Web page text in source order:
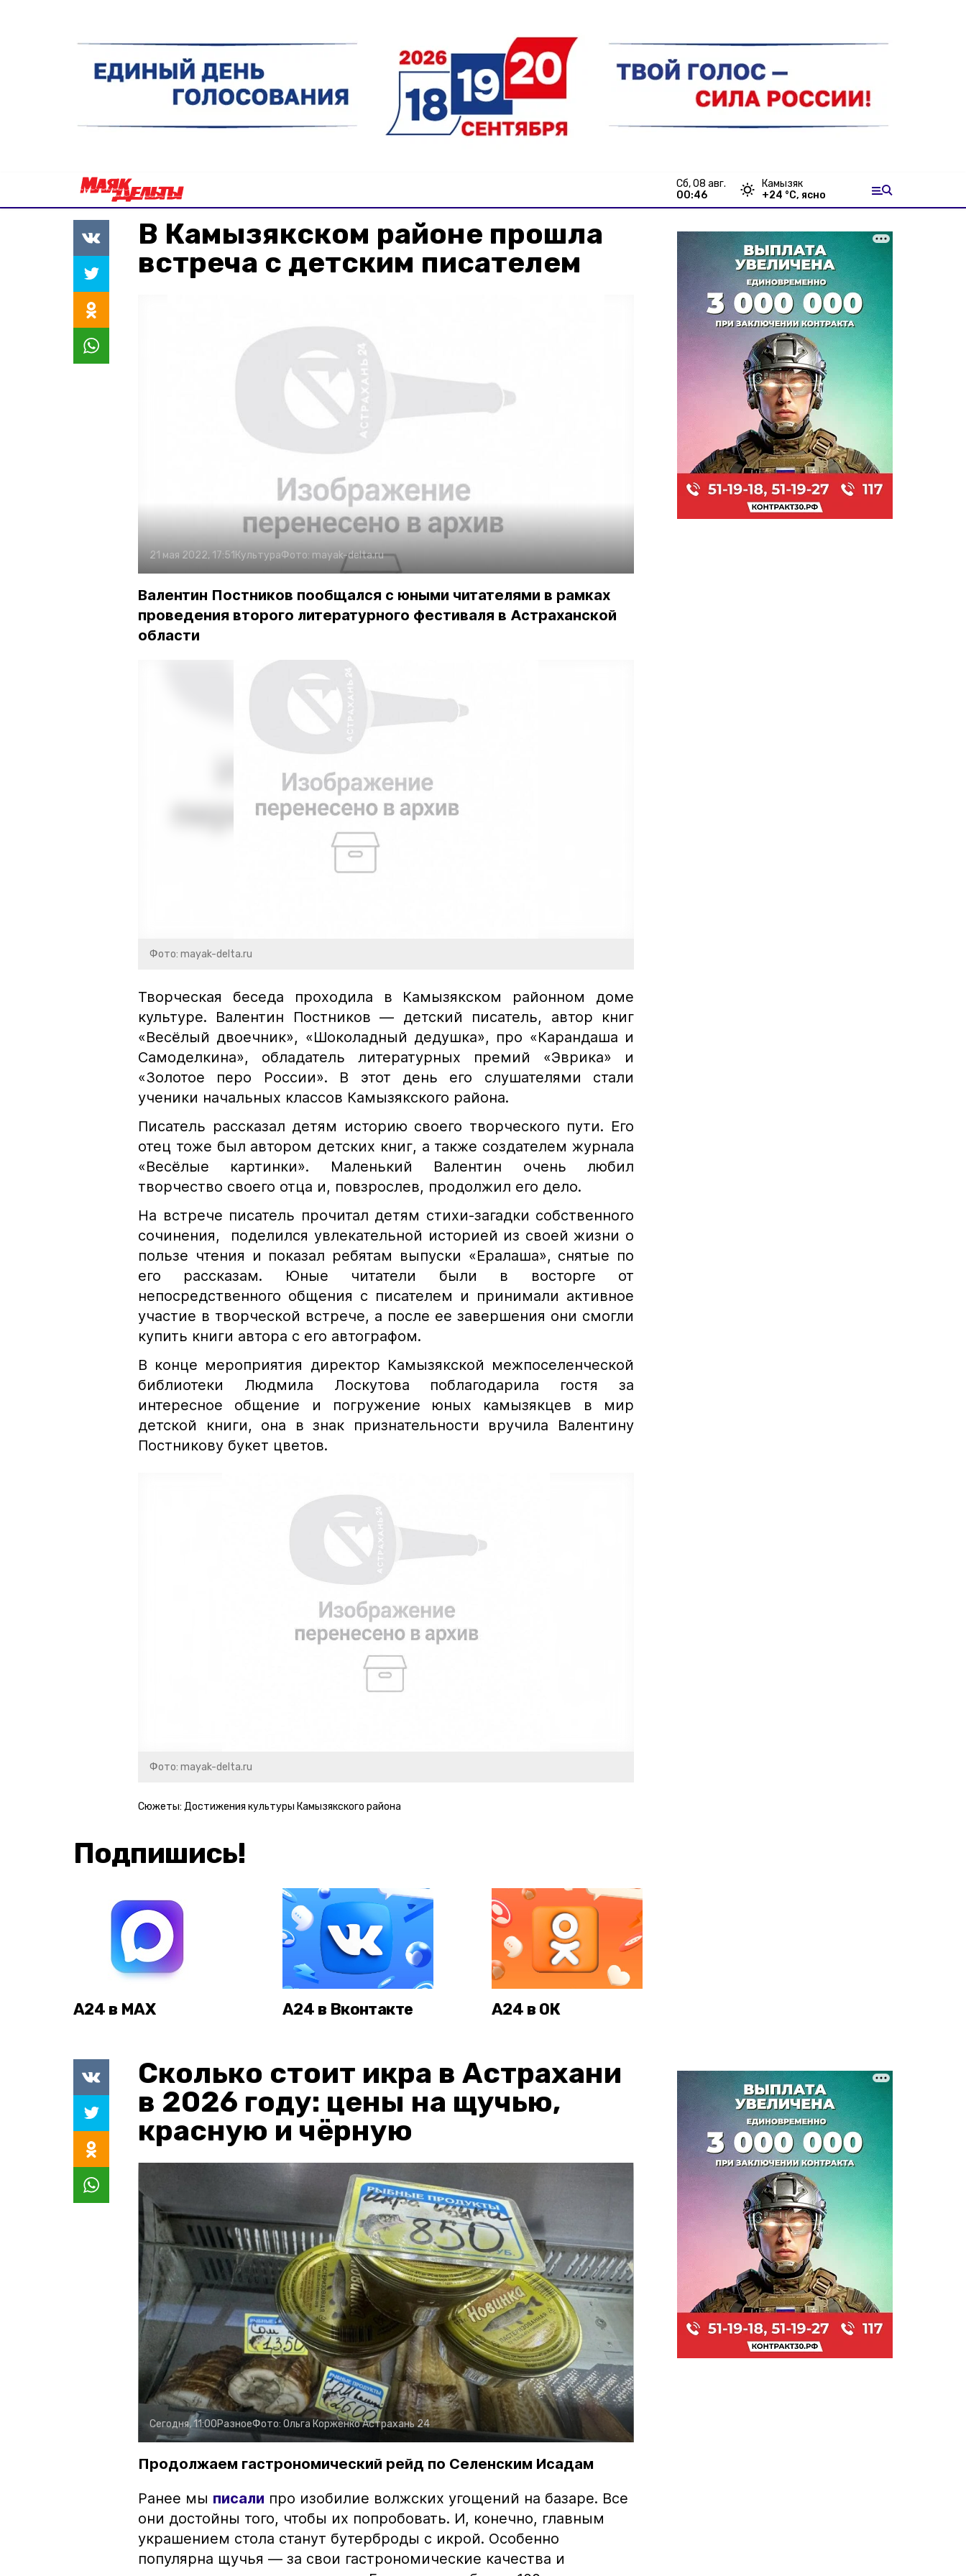
сб, 08 авг.
00:46
Камызяк
+24 °С, ясно
В Камызякском районе прошла
встреча с детским писателем
21 мая 2022, 17:51 КультураФото: mayak-delta.ru
Валентин Постников пообщался с юными читателями в рамках
проведения второго литературного фестиваля в Астраханской
области
Фото: mayak-delta.ru
Творческая беседа проходила в Камызякском районном доме
культуре. Валентин Постников — детский писатель, автор книг
«Весёлый двоечник», «Шоколадный дедушка», про «Карандаша и
Самоделкина», обладатель литературных премий «Эврика» и
«Золотое перо России». В этот день его слушателями стали
ученики начальных классов Камызякского района.
Писатель рассказал детям историю своего творческого пути. Его
отец тоже был автором детских книг, а также создателем журнала
«Весёлые картинки». Маленький Валентин очень любил
творчество своего отца и, повзрослев, продолжил его дело.
На встрече писатель прочитал детям стихи-загадки собственного
сочинения, поделился увлекательной историей из своей жизни о
пользе чтения и показал ребятам выпуски «Ералаша», снятые по
его рассказам. Юные читатели были в восторге от
непосредственного общения с писателем и принимали активное
участие в творческой встрече, а после ее завершения они смогли
купить книги автора с его автографом.
В конце мероприятия директор Камызякской межпоселенческой
библиотеки Людмила Лоскутова поблагодарила гостя за
интересное общение и погружение юных камызякцев в мир
детской книги, она в знак признательности вручила Валентину
Постникову букет цветов.
Фото: mayak-delta.ru
Сюжеты: Достижения культуры Камызякского района
Подпишись!
А24 в MAX А24 в Вконтакте А24 в ОК
Сколько стоит икра в Астрахани
в 2026 году: цены на щучью,
красную и чёрную
Сегодня, 11:00РазноеФото: Ольга КорженкоАстрахань 24
Продолжаем гастрономический рейд по Селенским Исадам
Ранее мы писали про изобилие волжских угощений на базаре. Все
они достойны того, чтобы их попробовать. И, конечно, главным
украшением стола станут бутерброды с икрой. Особенно
популярна щучья — за свои гастрономические качества и